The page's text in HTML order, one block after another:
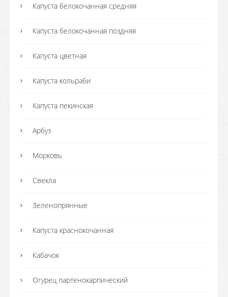
Капуста белокочанная средняя
Капуста белокочанная поздняя
Капуста цветная
Капуста кольраби
Капуста пекинская
Арбуз
Морковь
Свекла
Зеленопрянные
Капуста краснокочанная
Кабачок
Огурец партенокарпический